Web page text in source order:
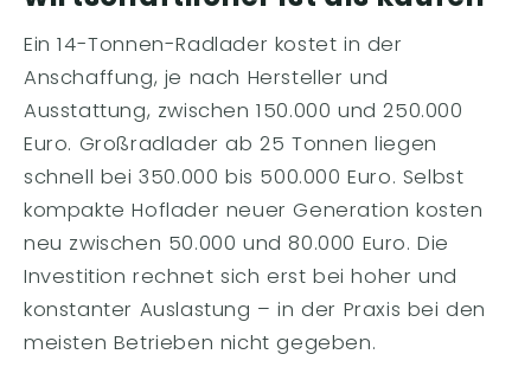
Ein 14-Tonnen-Radlader kostet in der
Anschaffung, je nach Hersteller und
Ausstattung, zwischen 150.000 und 250.000
Euro. Großradlader ab 25 Tonnen liegen
schnell bei 350.000 bis 500.000 Euro. Selbst
kompakte Hoflader neuer Generation kosten
neu zwischen 50.000 und 80.000 Euro. Die
Investition rechnet sich erst bei hoher und
konstanter Auslastung – in der Praxis bei den
meisten Betrieben nicht gegeben.